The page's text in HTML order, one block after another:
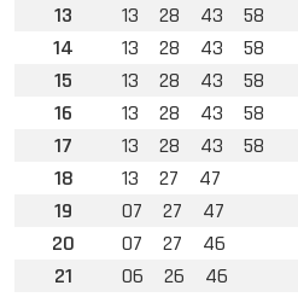
13
13 28 43
58
14
13 28 43
58
15
13 28 43
58
16
13 28 43
58
17
13 28 43
58
18
13 27
47
19
07 27
47
20
07 27
46
21
06 26
46